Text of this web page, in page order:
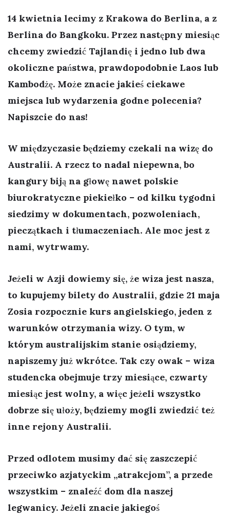
14 kwietnia lecimy z Krakowa do Berlina, a z
Berlina do Bangkoku. Przez następny miesiąc
chcemy zwiedzić Tajlandię i jedno lub dwa
okoliczne państwa, prawdopodobnie Laos lub
Kambodżę. Może znacie jakieś ciekawe
miejsca lub wydarzenia godne polecenia?
Napiszcie do nas!
W międzyczasie będziemy czekali na wizę do
Australii. A rzecz to nadal niepewna, bo
kangury biją na głowę nawet polskie
biurokratyczne piekiełko – od kilku tygodni
siedzimy w dokumentach, pozwoleniach,
pieczątkach i tłumaczeniach. Ale moc jest z
nami, wytrwamy.
Jeżeli w Azji dowiemy się, że wiza jest nasza,
to kupujemy bilety do Australii, gdzie 21 maja
Zosia rozpocznie kurs angielskiego, jeden z
warunków otrzymania wizy. O tym, w
którym australijskim stanie osiądziemy,
napiszemy już wkrótce. Tak czy owak – wiza
studencka obejmuje trzy miesiące, czwarty
miesiąc jest wolny, a więc jeżeli wszystko
dobrze się ułoży, będziemy mogli zwiedzić też
inne rejony Australii.
Przed odlotem musimy dać się zaszczepić
przeciwko azjatyckim „atrakcjom”, a przede
wszystkim – znaleźć dom dla naszej
legwanicy. Jeżeli znacie jakiegoś